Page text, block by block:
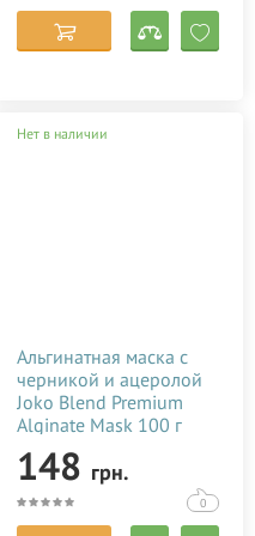
Нет в наличии
Альгинатная маска с
черникой и ацеролой
Joko Blend Premium
Alginate Mask 100 г
543296
148 грн.
0